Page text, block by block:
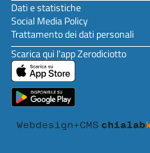
Dati e statistiche
Social Media Policy
Trattamento dei dati personali
Scarica qui l'app Zerodiciotto